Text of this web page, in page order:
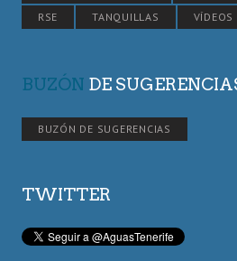
RSE
TANQUILLAS VÍDEOS
BUZÓN DE
BUZÓN DE SUGERENCIAS
TWITTER